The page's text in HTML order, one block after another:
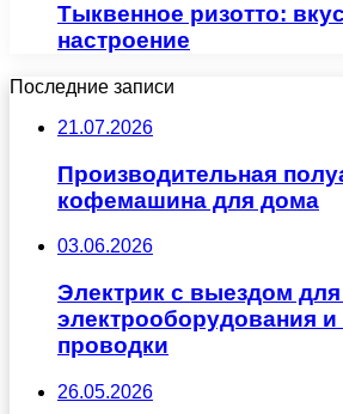
Тыквенное ризотто:
настроение
Последние записи
21.07.2026
Производительная
кофемашина для дома
03.06.2026
Электрик с выездом
электрооборудования
проводки
26.05.2026